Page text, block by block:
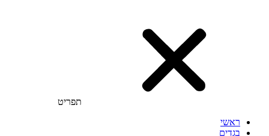
תפריט
ראשי
בגדים